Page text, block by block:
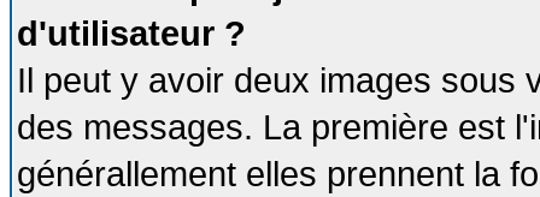
d'utilisateur ?
Il peut y avoir deux images sous
des messages. La première est
générallement elles prennent la